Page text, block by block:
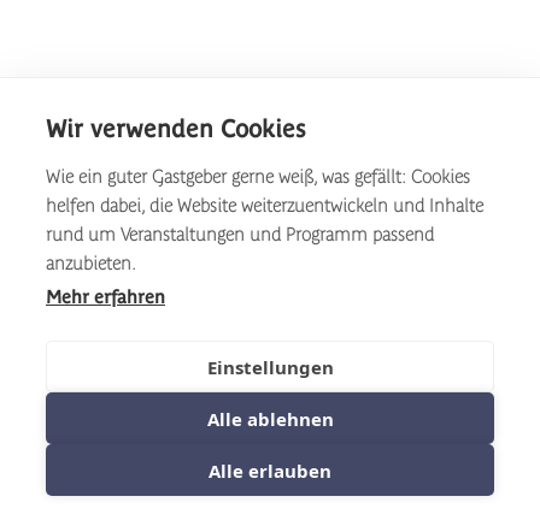
Wir verwenden Cookies
Wie ein guter Gastgeber gerne weiß, was gefällt: Cookies
helfen dabei, die Website weiterzuentwickeln und Inhalte
rund um Veranstaltungen und Programm passend
anzubieten.
Mehr erfahren
Einstellungen
Alle ablehnen
Alle erlauben